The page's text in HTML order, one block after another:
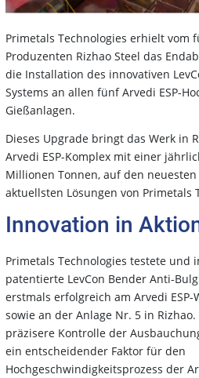
Primetals Technologies erhielt vom
Produzenten Rizhao Steel das
die Installation des innovativen
Systems an allen fünf Arvedi ESP-
Gießanlagen.
Dieses Upgrade bringt das Werk in
Arvedi ESP-Komplex mit einer
Millionen Tonnen, auf den
aktuellsten Lösungen von Primetals
Innovation in
Primetals Technologies testete und
patentierte LevCon Bender Anti-
erstmals erfolgreich am Arvedi ESP-
sowie an der Anlage Nr. 5 in
präzisere Kontrolle der
ein entscheidender Faktor für den
Hochgeschwindigkeitsprozess der